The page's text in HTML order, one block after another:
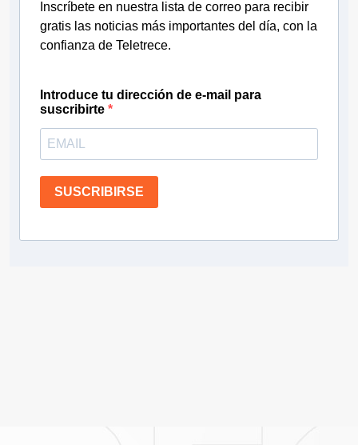
Inscríbete en nuestra lista de correo para recibir
gratis las noticias más importantes del día, con la
confianza de Teletrece.
Introduce tu dirección de e-mail para
suscribirte
SUSCRIBIRSE